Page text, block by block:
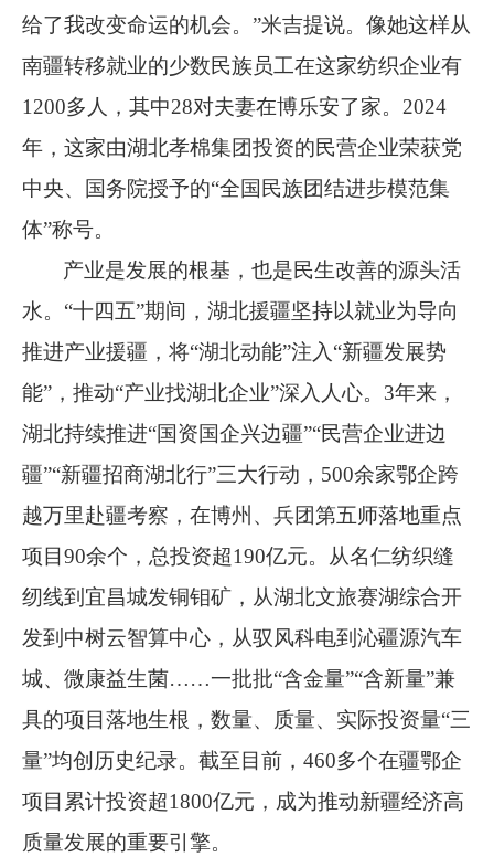
给了我改变命运的机会。 ”米吉提说。像她这样从
南疆转移就业的少数民族员工在这家纺织企业有
1200多人，其中28对夫妻在博乐安了家。 2024
年，这家由湖北孝棉集团投资的民营企业荣获党
中央、国务院授予的“全国民族团结进步模范集
体”称号。
产业是发展的根基，也是民生改善的源头活
水。 “十四五”期间，湖北援疆坚持以就业为导向
推进产业援疆，将“湖北动能”注入 “新疆发展势
能” ，推动“产业找湖北企业”深入人心。 3年来，
湖北持续推进“国资国企兴边疆”“民营企业进边
疆”“新疆招商湖北行”三大行动， 500余家鄂企跨
越万里赴疆考察，在博州、兵团第五师落地重点
项目90余个，总投资超190亿元。从名仁纺织缝
纫线到宜昌城发铜钼矿，从湖北文旅赛湖综合开
发到中树云智算中心，从驭风科电到沁疆源汽车
城、微康益生菌……一批批“含金量”“含新量”兼
具的项目落地生根，数量、质量、实际投资量“三
量”均创历史纪录。截至目前， 460多个在疆鄂企
项目累计投资超1800亿元，成为推动新疆经济高
质量发展的重要引擎。